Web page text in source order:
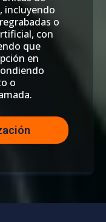
incluyendo
o
con
que
en
o